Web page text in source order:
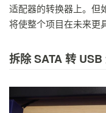
适配器的转换器上。但
将使整个项目在未来更
拆除 SATA 转